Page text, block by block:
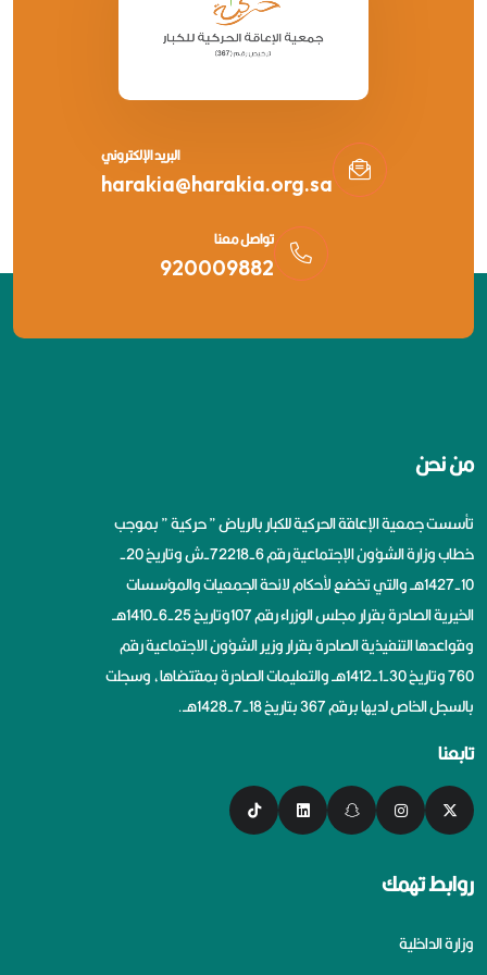
تواصل معنا
920009882
البريد الإلكتروني
harakia@harakia.org.sa
من نحن
تأسست جمعية الإعاقة الحركية للكبار بالرياض ” حركية ” بموجب
خطاب وزارة الشؤون الإجتماعية رقم 6-72218-ش وتاريخ 20-
10-1427هــ والتي تخضع لأحكام لائحة الجمعيات والمؤسسات
الخيرية الصادرة بقرار مجلس الوزراء رقم 107وتاريخ 25-6-1410هــ
وقواعدها التنفيذية الصادرة بقرار وزير الشؤون الاجتماعية رقم
760 وتاريخ 30-1-1412هــ والتعليمات الصادرة بمقتضاها، وسجلت
بالسجل الخاص لديها برقم 367 بتاريخ 18-7-1428هــ.
تابعنا
روابط تهمك
وزارة الداخلية